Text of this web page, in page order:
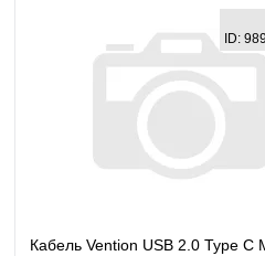
ID:
Кабель Vention USB 2.0 Type C